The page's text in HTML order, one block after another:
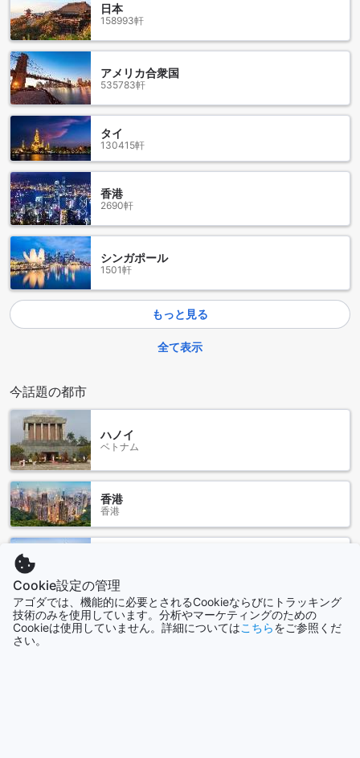
に行えるエクスプレスサービスや、荷物の預かりサービスも
利用できます。
便利な交通施設を備えたダーリェン ミン ルイ ジン フェン ア
パートメント
ダーリェン ミン ルイ ジン フェン アパートメントは、便利な
交通施設を提供しています。ホテルでは、ツアーの手配やレ
ンタカーの手配が可能です。また、無料の駐車場も利用でき
ます。レンタカーを利用される方には、駐車場が無料で利用
できる便利なサービスです。ただし、駐車場の利用料金が別
途かかる場合もありますので、ご注意ください。ダーリェン
ミン ルイ ジン フェン アパートメントでは、交通手段に関し
ての利便性を重視しており、快適な滞在をサポートします。
快適な客室設備が揃ったダーリェン ミン ルイ ジン フェン ア
パートメント
ダーリェン ミン ルイ ジン フェン アパートメントは、快適な
滞在をお約束するさまざまな客室設備を提供しています。客
室にはエアコンが完備されており、快適な室温を保つことが
できます。また、ヘアドライヤーやテレビも完備されてお
ンネルを楽しむことができます。冷蔵庫も完備されており、
飲み物や食べ物を手軽に保存することができます。ダーリェ
ン ミン ルイ ジン フェン アパートメントの客室は、快適さと
便利さを追求した設備で、滞在をより一層充実させることが
できます。
ダーリェン ミン ルイ ジン フェン アパートメントのダイニン
グ施設
ダーリェン ミン ルイ ジン フェン アパートメントは、滞在中
に快適な食事体験を提供するために、レストランとルームサ
ービスを提供しています。レストランでは、バラエティ豊か
な料理を楽しむことができます。ここでは、地元の食材を使
用した本格的な中国料理や国際料理を味わうことができま
す。シェフが厳選した食材と繊細な調理法により、素晴らし
い味わいをお楽しみいただけます。また、ルームサービスも
日本
158993軒
アメリカ合衆国
535783軒
タイ
130415軒
香港
2690軒
シンガポール
1501軒
もっと見る
全て表示
今話題の都市
ハノイ
ベトナム
香港
香港
名古屋
日本
Cookie設定の管理
アゴダでは、機能的に必要とされるCookieならびにトラッキング
技術のみを使用しています。分析やマーケティングのための
Cookieは使用していません。詳細についてはこちらをご参照くだ
さい。